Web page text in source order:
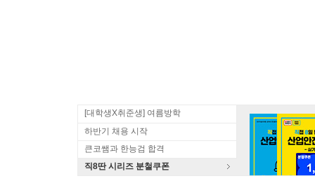
[대학생X취준생] 여름방학
하반기 채용 시작
큰코쌤과 한능검 합격
직8딴 시리즈 분철쿠폰